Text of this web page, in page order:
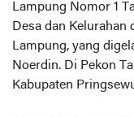
Lampung Nomor 1
Desa dan Kelurahan
Lampung, yang
Noerdin. Di Pekon
Kabupaten